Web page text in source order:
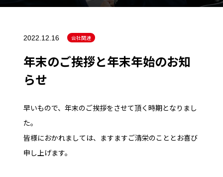
2022.12.16 会社関連
年末のご挨拶と年末年始のお知
らせ
早いもので、年末のご挨拶をさせて頂く時期となりまし
た。
皆様におかれましては、ますますご清栄のこととお喜び
申し上げます。